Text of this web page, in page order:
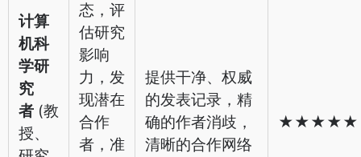
计算
机科
学研
究
者 (教
授、
态，评
估研究
影响
力，发
现潜在
合作
者，准
提供干净、权威
的发表记录，精
确的作者消歧，
清晰的合作网络
★★★★★